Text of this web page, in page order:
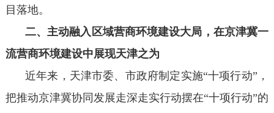
目落地。
二、主动融入区域营商环境建设大局，在京津冀一
流营商环境建设中展现天津之为
近年来，天津市委、市政府制定实施“十项行动”，
把推动京津冀协同发展走深走实行动摆在“十项行动”的